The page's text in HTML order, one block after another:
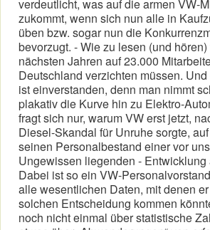
verdeutlicht, was auf die armen VW-
zukommt, wenn sich nun alle in
üben bzw. sogar nun die
bevorzugt. - Wie zu lesen (und
nächsten Jahren auf 23.000
Deutschland verzichten müssen.
ist einverstanden, denn man nimmt
plakativ die Kurve hin zu Elektro-
fragt sich nur, warum VW erst jetzt,
Diesel-Skandal für Unruhe sorgte,
seinen Personalbestand einer vor
Ungewissen liegenden - Entwicklung
Dabei ist so ein VW-
alle wesentlichen Daten, mit denen
solchen Entscheidung kommen
noch nicht einmal über statistische